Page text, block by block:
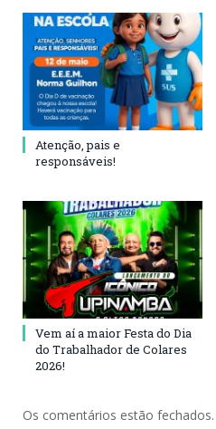
Atenção, pais e
responsáveis!
Vem aí a maior Festa do Dia
do Trabalhador de Colares
2026!
Os comentários estão fechados.